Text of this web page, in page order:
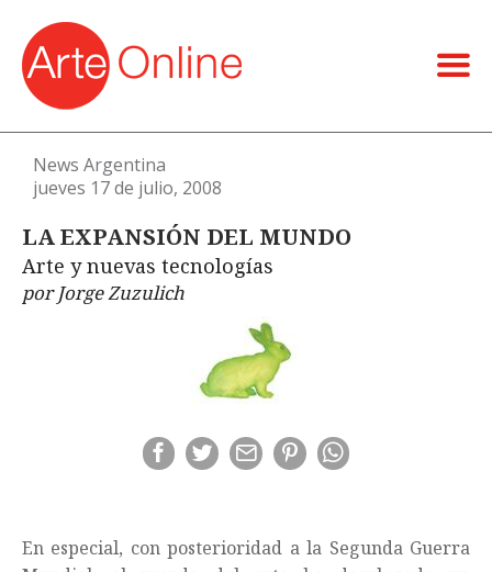
News Argentina
jueves 17 de julio, 2008
LA EXPANSIÓN DEL MUNDO
Arte y nuevas tecnologías
por Jorge Zuzulich
En especial, con posterioridad a la Segunda Guerra